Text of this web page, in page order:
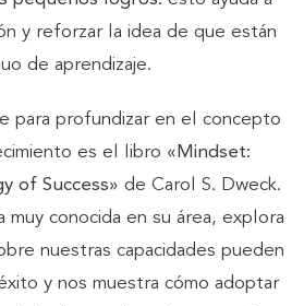
y reforzar la idea de que están
de aprendizaje.
para profundizar en el concepto
es el libro «Mindset:
of Success» de Carol S. Dweck.
muy conocida en su área, explora
nuestras capacidades pueden
y nos muestra cómo adoptar